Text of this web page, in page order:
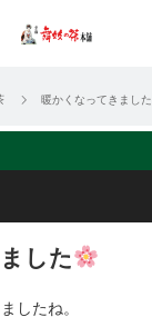
暖かくなってきました
した
したね。